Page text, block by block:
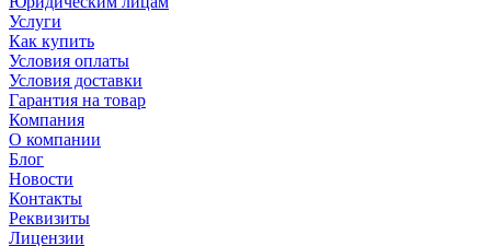
Услуги
Как купить
Условия оплаты
Условия доставки
Гарантия на товар
Компания
О компании
Блог
Новости
Контакты
Реквизиты
Лицензии